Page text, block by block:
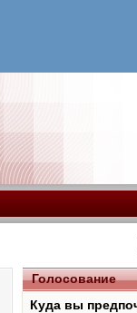
Голосование
Куда вы